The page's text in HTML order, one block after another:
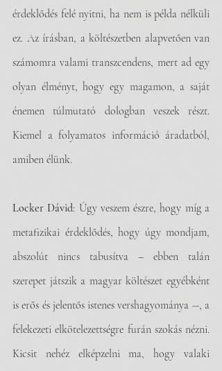
érdeklődés felé nyitni, ha nem is példa nélküli
ez. Az írásban, a költészetben alapvetően van
számomra valami transzcendens, mert ad egy
olyan élményt, hogy egy magamon, a saját
énemen túlmutató dologban veszek részt.
Kiemel a folyamatos információ áradatból,
amiben élünk.
Locker Dávid: Úgy veszem észre, hogy míg a
metafizikai érdeklődés, hogy úgy mondjam,
abszolút nincs tabusítva – ebben talán
szerepet játszik a magyar költészet egyébként
is erős és jelentős istenes vershagyománya --, a
felekezeti elkötelezettségre furán szokás nézni.
Kicsit nehéz elképzelni ma, hogy valaki